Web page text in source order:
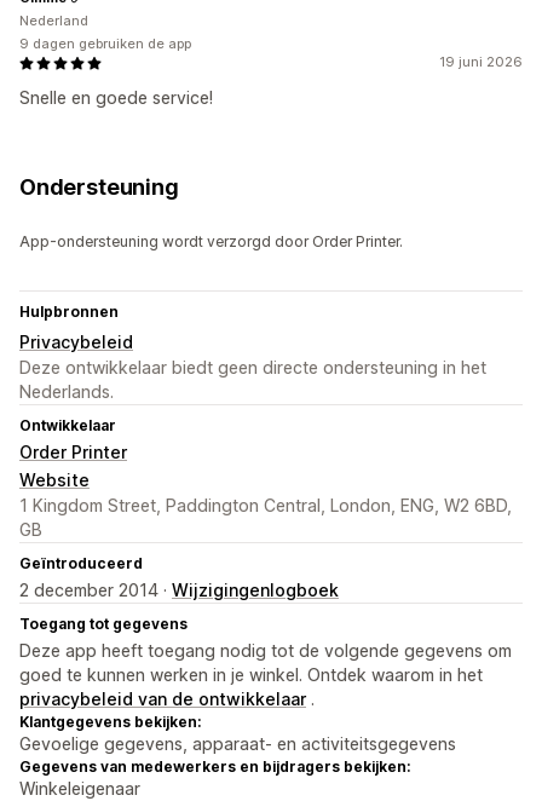
19 juni 2026
Snelle en goede service!
Nederland
9 dagen gebruiken de app
Ondersteuning
App-ondersteuning wordt verzorgd door Order Printer.
Hulpbronnen
Privacybeleid
Deze ontwikkelaar biedt geen directe ondersteuning in het
Nederlands.
Ontwikkelaar
Order Printer
Website
1 Kingdom Street, Paddington Central, London, ENG, W2 6BD,
GB
Geïntroduceerd
2 december 2014 · Wijzigingenlogboek
Toegang tot gegevens
Deze app heeft toegang nodig tot de volgende gegevens om
goed te kunnen werken in je winkel. Ontdek waarom in het
privacybeleid van de ontwikkelaar .
Klantgegevens bekijken:
Gevoelige gegevens, apparaat- en activiteitsgegevens
Gegevens van medewerkers en bijdragers bekijken:
Winkeleigenaar